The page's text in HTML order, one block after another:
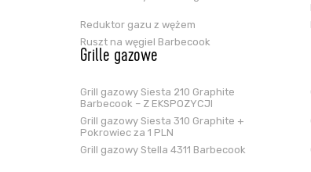
Reduktor gazu z wężem
Ruszt na węgiel Barbecook
Grille gazowe
Grill gazowy Siesta 210 Graphite
Barbecook – Z EKSPOZYCJI
Grill gazowy Siesta 310 Graphite +
Pokrowiec za 1 PLN
Grill gazowy Stella 4311 Barbecook